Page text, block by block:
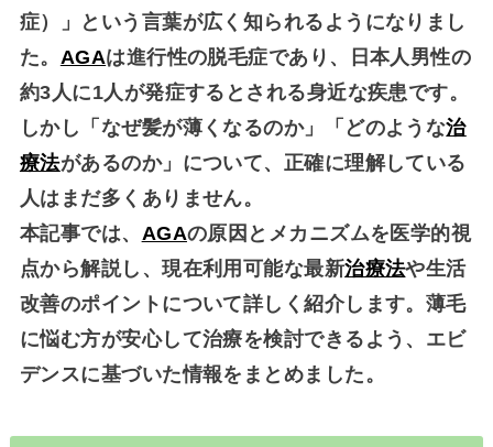
症）」という言葉が広く知られるようになりまし
た。 AGAは進行性の脱毛症であり、日本人男性の
約3人に1人が発症するとされる身近な疾患です。
しかし「なぜ髪が薄くなるのか」「どのような治
療法があるのか」について、正確に理解している
人はまだ多くありません。
本記事では、 AGAの原因とメカニズムを医学的視
点から解説し、現在利用可能な最新治療法や生活
改善のポイントについて詳しく紹介します。薄毛
に悩む方が安心して治療を検討できるよう、エビ
デンスに基づいた情報をまとめました。